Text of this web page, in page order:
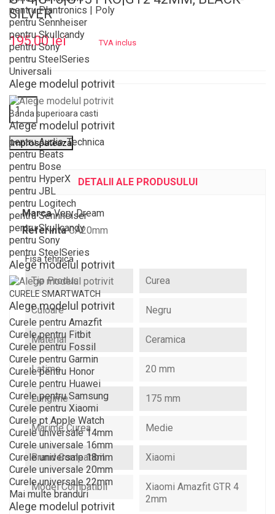
pentru Plantronics | Poly
pentru Sennheiser
pentru Skullcandy
pentru Sony
pentru SteelSeries
Universali
Alege modelul potrivit
Banda superioara casti
Alege modelul potrivit
pentru Audio-Technica
pentru Beats
pentru Bose
pentru HyperX
pentru JBL
pentru Logitech
pentru Sennheiser
pentru Skullcandy
pentru Sony
pentru SteelSeries
Alege modelul potrivit
CURELE SMARTWATCH
Alege modelul potrivit
Curele pentru Amazfit
Curele pentru Fitbit
Curele pentru Fossil
Curele pentru Garmin
Curele pentru Honor
Curele pentru Huawei
Curele pentru Samsung
Curele pentru Xiaomi
Curele pt Apple Watch
Curele universale 14mm
Curele universale 16mm
Curele universale 18mm
Curele universale 20mm
Curele universale 22mm
Mai multe branduri
Alege modelul potrivit
SILVER
195,00 lei
TVA inclus
DETALII ALE PRODUSULUI
Marca Very Dream
Referinta CA20mm
Fisa tehnica
Tip Produs Curea
Culoare Negru
Material Ceramica
Latime 20 mm
Lungime 175 mm
Marime Curea Medie
Brand Compatibil Xiaomi
Model Compatibil
Xiaomi Amazfit GTR 4
2mm